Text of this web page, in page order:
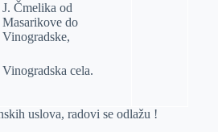
J. Čmelika od
Masarikove do
Vinogradske,
Vinogradska cela.
uslova, radovi se odlažu !